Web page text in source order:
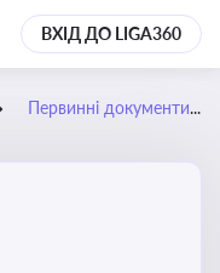
ВХІД ДО LIGA360
Первинні документи